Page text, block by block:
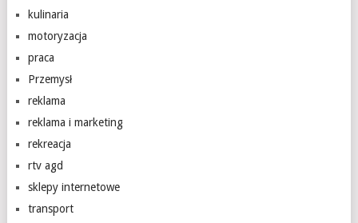
kulinaria
motoryzacja
praca
Przemysł
reklama
reklama i marketing
rekreacja
rtv agd
sklepy internetowe
transport